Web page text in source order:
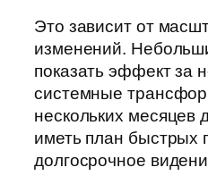
Это зависит от
изменений.
показать эффект за
системные
нескольких месяцев
иметь план быстрых
долгосрочное